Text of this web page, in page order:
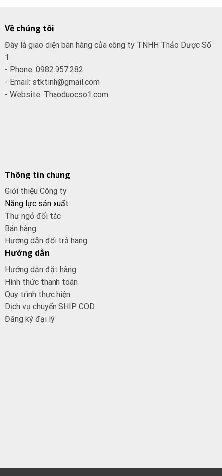
Về chúng tôi
Đây là giao diện bán hàng của công ty TNHH Thảo Dược Số
1
- Phone: 0982.957.282
- Email: stktinh@gmail.com
- Website: Thaoduocso1.com
Thông tin chung
Giới thiệu Công ty
Năng lực sản xuất
Thư ngỏ đối tác
Bán hàng
Hướng dẫn đổi trả hàng
Hướng dẫn
Hướng dẫn đặt hàng
Hình thức thanh toán
Quy trình thực hiện
Dịch vụ chuyển SHIP COD
Đăng ký đại lý